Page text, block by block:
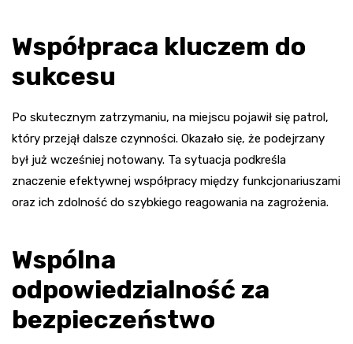
Współpraca kluczem do
sukcesu
Po skutecznym zatrzymaniu, na miejscu pojawił się patrol,
który przejął dalsze czynności. Okazało się, że podejrzany
był już wcześniej notowany. Ta sytuacja podkreśla
znaczenie efektywnej współpracy między funkcjonariuszami
oraz ich zdolność do szybkiego reagowania na zagrożenia.
Wspólna
odpowiedzialność za
bezpieczeństwo